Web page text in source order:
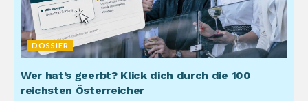
DOSSIER
Wer hat’s geerbt? Klick dich durch die 100
reichsten Österreicher